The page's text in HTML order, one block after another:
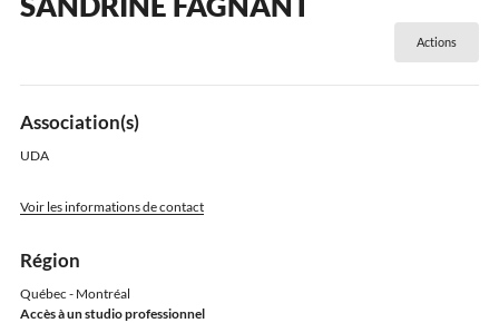
Actions
Association(s)
UDA
Voir les informations de contact
Région
Québec - Montréal
Accès à un studio professionnel